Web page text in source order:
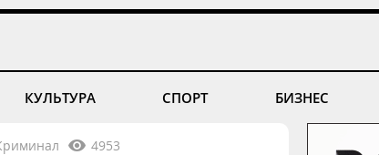
КУЛЬТУРА СПОРТ БИЗНЕС
4953